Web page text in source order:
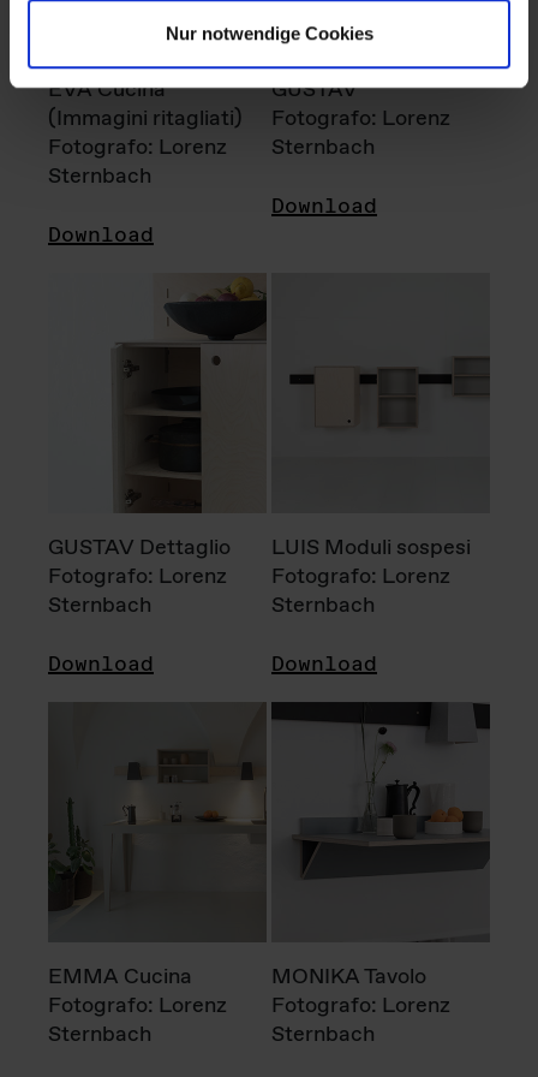
Nur notwendige Cookies
EVA Cucina
(Immagini ritagliati)
Fotografo: Lorenz
Sternbach
Download
GUSTAV
Fotografo: Lorenz
Sternbach
Download
GUSTAV Dettaglio
Fotografo: Lorenz
Sternbach
Download
LUIS Moduli sospesi
Fotografo: Lorenz
Sternbach
Download
EMMA Cucina
Fotografo: Lorenz
Sternbach
MONIKA Tavolo
Fotografo: Lorenz
Sternbach